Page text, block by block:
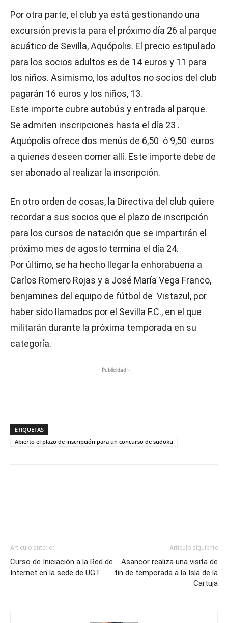
Por otra parte, el club ya está gestionando una
excursión prevista para el próximo día 26 al parque
acuático de Sevilla, Aquópolis. El precio estipulado
para los socios adultos es de 14 euros y 11 para
los niños. Asimismo, los adultos no socios del club
pagarán 16 euros y los niños, 13.
Este importe cubre autobús y entrada al parque.
Se admiten inscripciones hasta el día 23 .
Aquópolis ofrece dos menús de 6,50 ó 9,50 euros
a quienes deseen comer allí. Este importe debe de
ser abonado al realizar la inscripción.
En otro orden de cosas, la Directiva del club quiere
recordar a sus socios que el plazo de inscripción
para los cursos de natación que se impartirán el
próximo mes de agosto termina el día 24.
Por último, se ha hecho llegar la enhorabuena a
Carlos Romero Rojas y a José María Vega Franco,
benjamines del equipo de fútbol de Vistazul, por
haber sido llamados por el Sevilla F.C., en el que
militarán durante la próxima temporada en su
categoría.
- Publicidad -
ETIQUETAS
Abierto el plazo de inscripción para un concurso de sudoku
Artículo anterior
Curso de Iniciación a la Red de
Internet en la sede de UGT
Artículo siguiente
Asancor realiza una visita de
fin de temporada a la Isla de la
Cartuja